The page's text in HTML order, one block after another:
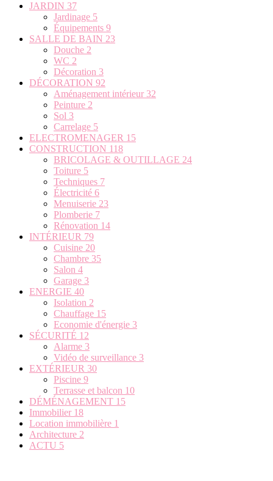
JARDIN 37
Jardinage 5
Équipements 9
SALLE DE BAIN 23
Douche 2
WC 2
Décoration 3
DÉCORATION 92
Aménagement intérieur 32
Peinture 2
Sol 3
Carrelage 5
ELECTROMENAGER 15
CONSTRUCTION 118
BRICOLAGE & OUTILLAGE 24
Toiture 5
Techniques 7
Électricité 6
Menuiserie 23
Plomberie 7
Rénovation 14
INTÉRIEUR 79
Cuisine 20
Chambre 35
Salon 4
Garage 3
ENERGIE 40
Isolation 2
Chauffage 15
Economie d'énergie 3
SÉCURITÉ 12
Alarme 3
Vidéo de surveillance 3
EXTÉRIEUR 30
Piscine 9
Terrasse et balcon 10
DÉMÉNAGEMENT 15
Immobilier 18
Location immobilière 1
Architecture 2
ACTU 5